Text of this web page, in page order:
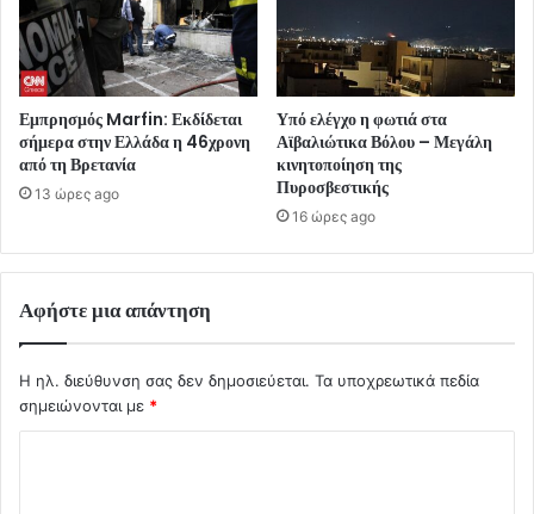
Εμπρησμός Marfin: Εκδίδεται
σήμερα στην Ελλάδα η 46χρονη
από τη Βρετανία
13 ώρες ago
Υπό ελέγχο η φωτιά στα
Αϊβαλιώτικα Βόλου – Μεγάλη
κινητοποίηση της
Πυροσβεστικής
16 ώρες ago
Αφήστε μια απάντηση
Η ηλ. διεύθυνση σας δεν δημοσιεύεται. Τα υποχρεωτικά πεδία
σημειώνονται με *